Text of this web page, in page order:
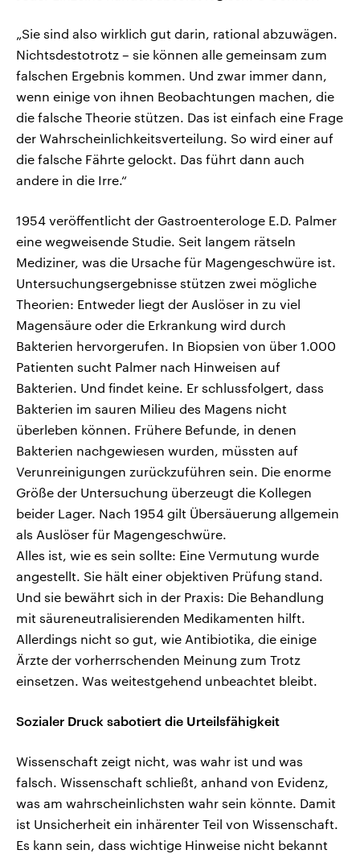
„Sie sind also wirklich gut darin, rational abzuwägen.
Nichtsdestotrotz – sie können alle gemeinsam zum
falschen Ergebnis kommen. Und zwar immer dann,
wenn einige von ihnen Beobachtungen machen, die
die falsche Theorie stützen. Das ist einfach eine Frage
der Wahrscheinlichkeitsverteilung. So wird einer auf
die falsche Fährte gelockt. Das führt dann auch
andere in die Irre.“
1954 veröffentlicht der Gastroenterologe E.D. Palmer
eine wegweisende Studie. Seit langem rätseln
Mediziner, was die Ursache für Magengeschwüre ist.
Untersuchungsergebnisse stützen zwei mögliche
Theorien: Entweder liegt der Auslöser in zu viel
Magensäure oder die Erkrankung wird durch
Bakterien hervorgerufen. In Biopsien von über 1.000
Patienten sucht Palmer nach Hinweisen auf
Bakterien. Und findet keine. Er schlussfolgert, dass
Bakterien im sauren Milieu des Magens nicht
überleben können. Frühere Befunde, in denen
Bakterien nachgewiesen wurden, müssten auf
Verunreinigungen zurückzuführen sein. Die enorme
Größe der Untersuchung überzeugt die Kollegen
beider Lager. Nach 1954 gilt Übersäuerung allgemein
als Auslöser für Magengeschwüre.
Alles ist, wie es sein sollte: Eine Vermutung wurde
angestellt. Sie hält einer objektiven Prüfung stand.
Und sie bewährt sich in der Praxis: Die Behandlung
mit säureneutralisierenden Medikamenten hilft.
Allerdings nicht so gut, wie Antibiotika, die einige
Ärzte der vorherrschenden Meinung zum Trotz
einsetzen. Was weitestgehend unbeachtet bleibt.
Sozialer Druck sabotiert die Urteilsfähigkeit
Wissenschaft zeigt nicht, was wahr ist und was
falsch. Wissenschaft schließt, anhand von Evidenz,
was am wahrscheinlichsten wahr sein könnte. Damit
ist Unsicherheit ein inhärenter Teil von Wissenschaft.
Es kann sein, dass wichtige Hinweise nicht bekannt